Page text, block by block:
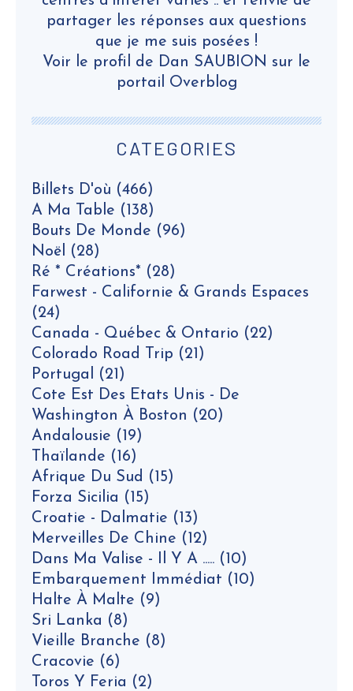
CATEGORIES
Billets D'où (466)
A Ma Table (138)
Bouts De Monde (96)
Noël (28)
Ré * Créations* (28)
Farwest - Californie & Grands Espaces
(24)
Canada - Québec & Ontario (22)
Colorado Road Trip (21)
Portugal (21)
Cote Est Des Etats Unis - De
Washington À Boston (20)
Andalousie (19)
Thaïlande (16)
Afrique Du Sud (15)
Forza Sicilia (15)
Croatie - Dalmatie (13)
Merveilles De Chine (12)
Dans Ma Valise - Il Y A ..... (10)
Embarquement Immédiat (10)
Halte À Malte (9)
Sri Lanka (8)
Vieille Branche (8)
Cracovie (6)
Toros Y Feria (2)
partager les réponses aux questions
que je me suis posées !
Voir le profil de Dan SAUBION sur le
portail Overblog